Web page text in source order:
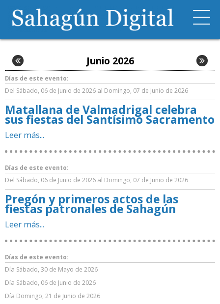
Junio 2026
Días de este evento:
Del Sábado, 06 de Junio de 2026 al Domingo, 07 de Junio de 2026
Matallana de Valmadrigal celebra
sus fiestas del Santísimo Sacramento
Leer más...
Días de este evento:
Del Sábado, 06 de Junio de 2026 al Domingo, 07 de Junio de 2026
Pregón y primeros actos de las
fiestas patronales de Sahagún
Leer más...
Días de este evento:
Día Sábado, 30 de Mayo de 2026
Día Sábado, 06 de Junio de 2026
Día Domingo, 21 de Junio de 2026